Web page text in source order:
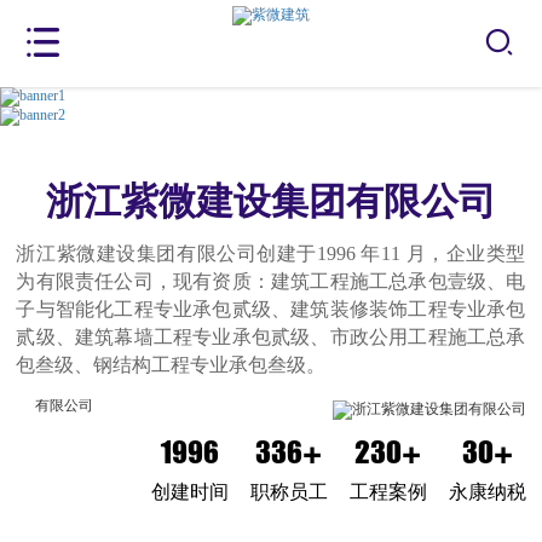
浙江紫微建设集团有限公司
浙江紫微建设集团有限公司创建于1996 年11 月，企业类型
为有限责任公司，现有资质：建筑工程施工总承包壹级、电
子与智能化工程专业承包贰级、建筑装修装饰工程专业承包
贰级、建筑幕墙工程专业承包贰级、市政公用工程施工总承
包叁级、钢结构工程专业承包叁级。
1996
创建时间
336+
职称员工
230+
工程案例
30+
永康纳税